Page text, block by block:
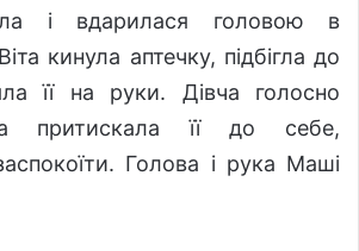
і вдарилася головою в
кинула аптечку, підбігла до
її на руки. Дівча голосно
притискала її до себе,
Голова і рука Маші